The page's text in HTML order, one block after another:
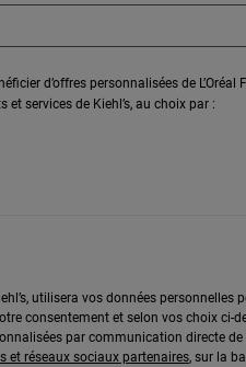
d’offres personnalisées de L’Oréal
services de Kiehl’s, au choix par :
utilisera vos données personnelles
consentement et selon vos choix ci-
par communication directe de
et réseaux sociaux partenaires, sur la